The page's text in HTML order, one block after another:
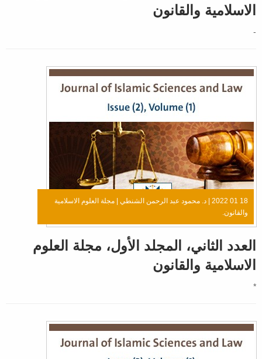
الاسلامية والقانون
-
18 01 2022 | د. محمود عبد الرحمن الشنطي
مجلة العلوم الاسلامية
والقانون.
العدد الثاني، المجلد الأول، مجلة العلوم
الاسلامية والقانون
*